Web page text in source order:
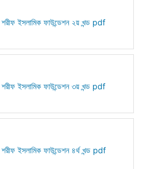
শরীফ ইসলামিক ফাউন্ডেশন ২য় খন্ড pdf
শরীফ ইসলামিক ফাউন্ডেশন ৩য় খন্ড pdf
শরীফ ইসলামিক ফাউন্ডেশন ৪র্থ খন্ড pdf